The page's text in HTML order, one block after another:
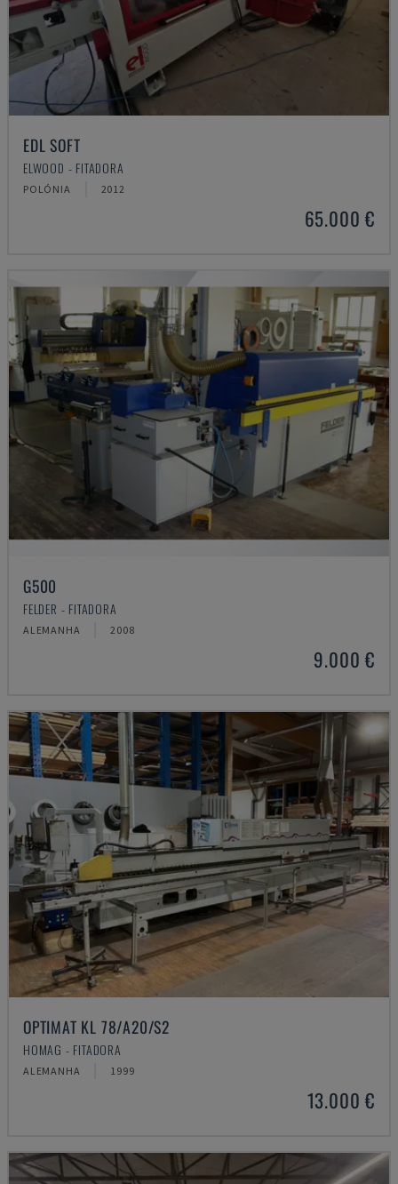
EDL SOFT
ELWOOD - FITADORA
POLÓNIA 2012
65.000 €
G500
FELDER - FITADORA
ALEMANHA 2008
9.000 €
OPTIMAT KL 78/A20/S2
HOMAG - FITADORA
ALEMANHA 1999
13.000 €